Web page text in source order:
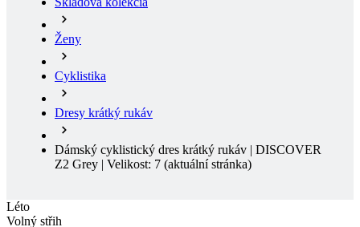
Cyklistika
Dresy krátký rukáv
Dámský cyklistický dres krátký rukáv | DISCOVER
Z2 Grey | Velikost: 7
Volný střih